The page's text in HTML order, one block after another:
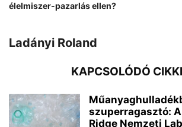
élelmiszer-pazarlás ellen?
Ladányi Roland
KAPCSOLÓDÓ
szuperragasztó: A
Ridge Nemzeti